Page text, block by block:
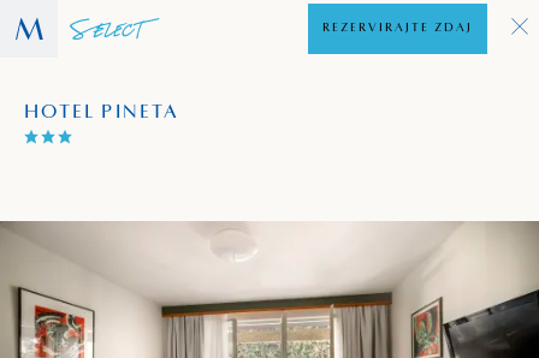
HOTEL PINETA
REZERVIRAJTE ZDAJ